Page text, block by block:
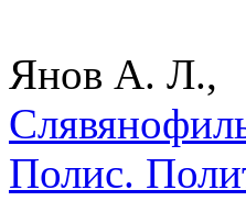
Янов А. Л.,
Полис.